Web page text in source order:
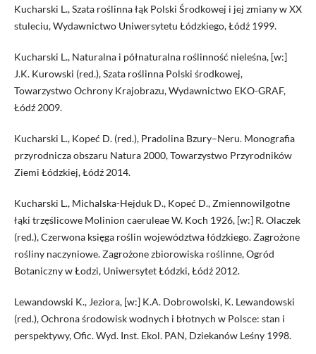
Kucharski L., Szata roślinna łąk Polski Środkowej i jej zmiany w XX
stuleciu, Wydawnictwo Uniwersytetu Łódzkiego, Łódź 1999.
Kucharski L., Naturalna i półnaturalna roślinność nieleśna, [w:]
J.K. Kurowski (red.), Szata roślinna Polski środkowej,
Towarzystwo Ochrony Krajobrazu, Wydawnictwo EKO-GRAF,
Łódź 2009.
Kucharski L., Kopeć D. (red.), Pradolina Bzury–Neru. Monografia
przyrodnicza obszaru Natura 2000, Towarzystwo Przyrodników
Ziemi Łódzkiej, Łódź 2014.
Kucharski L., Michalska-Hejduk D., Kopeć D., Zmiennowilgotne
łąki trzęślicowe Molinion caeruleae W. Koch 1926, [w:] R. Olaczek
(red.), Czerwona księga roślin województwa łódzkiego. Zagrożone
rośliny naczyniowe. Zagrożone zbiorowiska roślinne, Ogród
Botaniczny w Łodzi, Uniwersytet Łódzki, Łódź 2012.
Lewandowski K., Jeziora, [w:] K.A. Dobrowolski, K. Lewandowski
(red.), Ochrona środowisk wodnych i błotnych w Polsce: stan i
perspektywy, Ofic. Wyd. Inst. Ekol. PAN, Dziekanów Leśny 1998.